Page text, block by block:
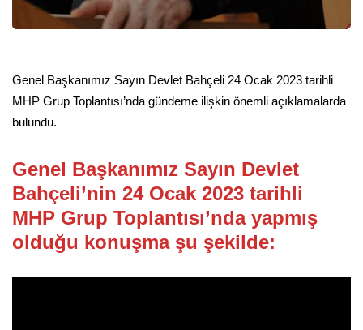
Genel Başkanımız Sayın Devlet Bahçeli 24 Ocak 2023 tarihli
MHP Grup Toplantısı’nda gündeme ilişkin önemli açıklamalarda
bulundu.
Genel Başkanımız Sayın Devlet
Bahçeli’nin 24 Ocak 2023 tarihli
MHP Grup Toplantısı’nda yapmış
olduğu konuşma şu şekilde: